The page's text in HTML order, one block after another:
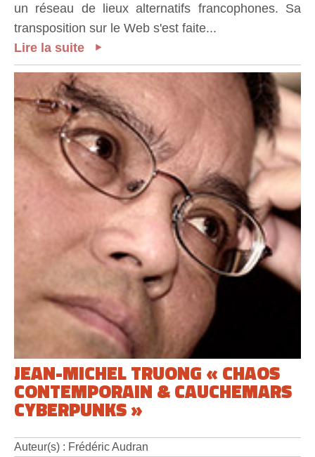
un réseau de lieux alternatifs francophones. Sa
transposition sur le Web s'est faite...
Lire la suite
JEAN-MICHEL TRUONG « CHAOS
CONTEMPORAIN & CAUCHEMARS
CYBERPUNKS »
Auteur(s) : Frédéric Audran